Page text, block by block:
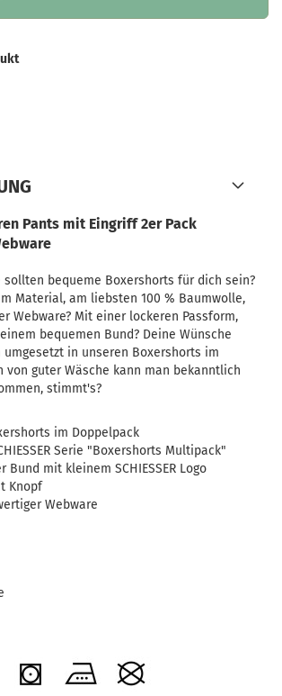
Pants mit Eingriff 2er Pack
sollten bequeme Boxershorts für dich sein?
Material, am liebsten 100 % Baumwolle,
Webware? Mit einer lockeren Passform,
bequemen Bund? Deine Wünsche
umgesetzt in unseren Boxershorts im
von guter Wäsche kann man bekanntlich
stimmt's?
im Doppelpack
Serie "Boxershorts Multipack"
Bund mit kleinem SCHIESSER Logo
Knopf
Webware